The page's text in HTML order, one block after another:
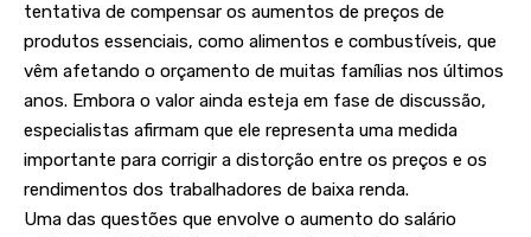
tentativa de compensar os aumentos de preços de
produtos essenciais, como alimentos e combustíveis, que
vêm afetando o orçamento de muitas famílias nos últimos
anos. Embora o valor ainda esteja em fase de discussão,
especialistas afirmam que ele representa uma medida
importante para corrigir a distorção entre os preços e os
rendimentos dos trabalhadores de baixa renda.
Uma das questões que envolve o aumento do salário